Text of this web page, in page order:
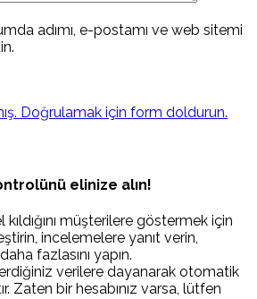
adımı, e-postamı ve web sitemi
Doğrulamak için form doldurun.
elinize alın!
müşterilere göstermek için
incelemelere yanıt verin,
fazlasını yapın.
verilere dayanarak otomatik
Zaten bir hesabınız varsa, lütfen